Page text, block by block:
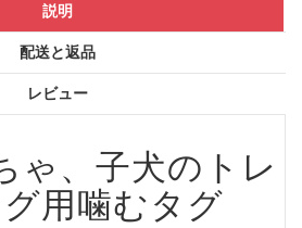
説明
配送と返品
レビュー
ゃ、子犬のトレ
用噛むタグ